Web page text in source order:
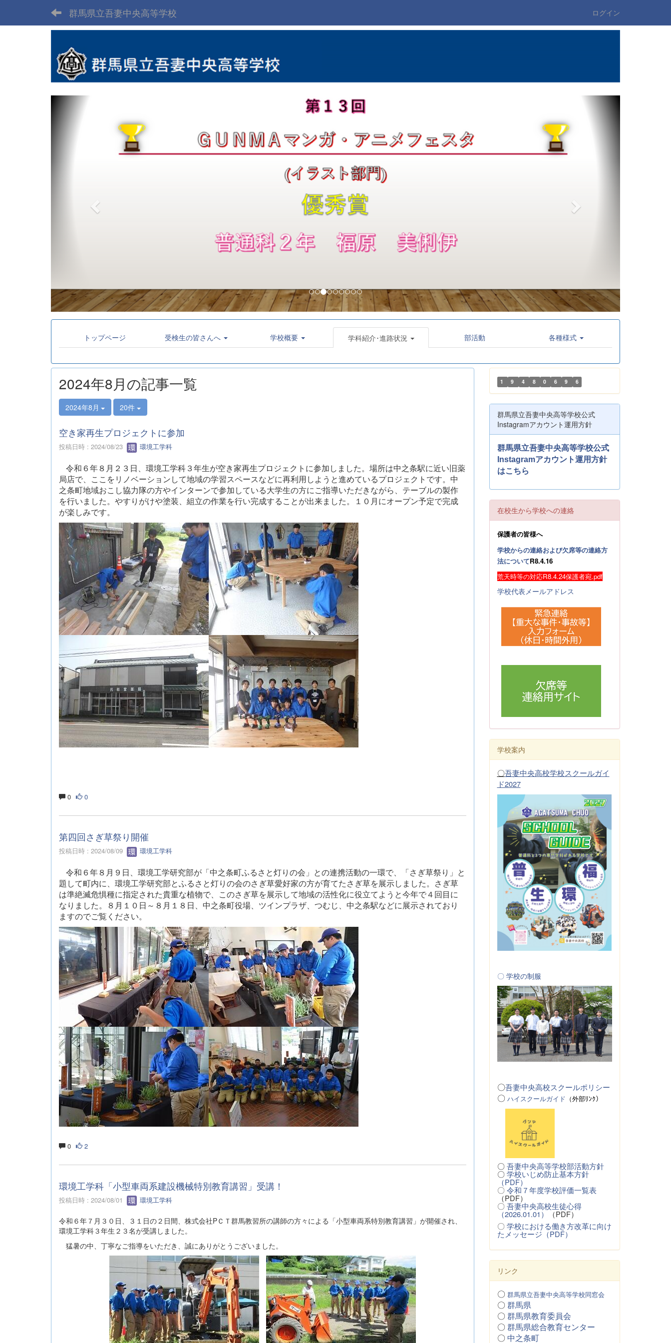
群馬県立吾妻中央高等学校 ログイン
トップページ 受検生の皆さんへ 学校概要 学科紹介･進路状況 部活動 各種様式
2024年8月の記事一覧
2024年8月 20件
空き家再生プロジェクトに参加
投稿日時 : 2024/08/23 環境工学科
令和６年８月２３日、環境工学科３年生が空き家再生プロジェクトに参加しました。場所は中之条駅に近い旧薬
局店で、ここをリノベーションして地域の学習スペースなどに再利用しようと進めているプロジェクトです。中
之条町地域おこし協力隊の方やインターンで参加している大学生の方にご指導いただきながら、テーブルの製作
を行いました。やすりがけや塗装、組立の作業を行い完成することが出来ました。１０月にオープン予定で完成
が楽しみです。
0 0
第四回さぎ草祭り開催
投稿日時 : 2024/08/09 環境工学科
令和６年８月９日、環境工学研究部が「中之条町ふるさと灯りの会」との連携活動の一環で、「さぎ草祭り」と
題して町内に、環境工学研究部とふるさと灯りの会のさぎ草愛好家の方が育てたさぎ草を展示しました。さぎ草
は準絶滅危惧種に指定された貴重な植物で、このさぎ草を展示して地域の活性化に役立てようと今年で４回目に
なりました。８月１０日～８月１８日、中之条町役場、ツインプラザ、つむじ、中之条駅などに展示されており
ますのでご覧ください。
0 2
環境工学科「小型車両系建設機械特別教育講習」受講！
投稿日時 : 2024/08/01 環境工学科
令和６年７月３０日、３１日の２日間、株式会社PＣＴ群馬教習所の講師の方々による「小型車両系特別教育講習」が開催され、
環境工学科３年生２３名が受講しました。
猛暑の中、丁寧なご指導をいただき、誠にありがとうございました。
1 9 4 8 0 6 9 6
群馬県立吾妻中央高等学校公式
Instagramアカウント運用方針
群馬県立吾妻中央高等学校公式
Instagramアカウント運用方針
はこちら
在校生から学校への連絡
保護者の皆様へ
学校からの連絡および欠席等の連絡方
法についてR8.4.16
荒天時等の対応R8.4.24保護者宛.pdf
学校代表メールアドレス
学校案内
〇吾妻中央高校学校スクールガイ
ド2027
〇 学校の制服
〇吾妻中央高校スクールポリシー
〇 ハイスクールガイド （外部ﾘﾝｸ）
〇吾妻中央高等学校部活動方針
〇学校いじめ防止基本方針
（PDF）
〇令和７年度学校評価一覧表
（PDF）
〇吾妻中央高校生徒心得
（2026.01.01）
（PDF）
〇学校における働き方改革に向け
たメッセージ（PDF）
リンク
〇 群馬県立吾妻中央高等学校同窓会
〇 群馬県
〇 群馬県教育委員会
〇 群馬県総合教育センター
〇 中之条町